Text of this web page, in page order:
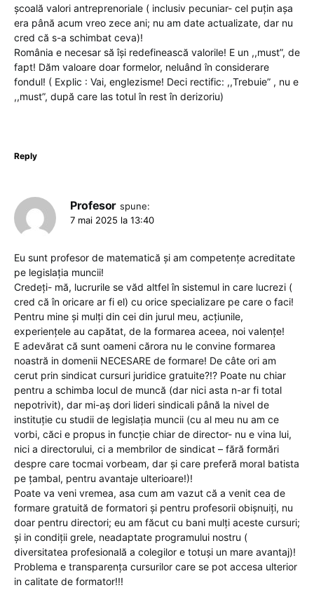
școală valori antreprenoriale ( inclusiv pecuniar- cel puțin așa
era până acum vreo zece ani; nu am date actualizate, dar nu
cred că s-a schimbat ceva)!
România e necesar să își redefinească valorile! E un ,,must”, de
fapt! Dăm valoare doar formelor, neluând în considerare
fondul! ( Explic : Vai, englezisme! Deci rectific: ,,Trebuie” , nu e
,,must”, după care las totul în rest în derizoriu)
Reply
Profesor spune:
7 mai 2025 la 13:40
Eu sunt profesor de matematică și am competențe acreditate
pe legislația muncii!
Credeți- mă, lucrurile se văd altfel în sistemul in care lucrezi (
cred că în oricare ar fi el) cu orice specializare pe care o faci!
Pentru mine și mulți din cei din jurul meu, acțiunile,
experiențele au capătat, de la formarea aceea, noi valențe!
E adevărat că sunt oameni cărora nu le convine formarea
noastră in domenii NECESARE de formare! De câte ori am
cerut prin sindicat cursuri juridice gratuite?!? Poate nu chiar
pentru a schimba locul de muncă (dar nici asta n-ar fi total
nepotrivit), dar mi-aș dori lideri sindicali până la nivel de
instituție cu studii de legislația muncii (cu al meu nu am ce
vorbi, căci e propus in funcție chiar de director- nu e vina lui,
nici a directorului, ci a membrilor de sindicat – fără formări
despre care tocmai vorbeam, dar și care preferă moral batista
pe țambal, pentru avantaje ulterioare!)!
Poate va veni vremea, asa cum am vazut că a venit cea de
formare gratuită de formatori și pentru profesorii obișnuiți, nu
doar pentru directori; eu am făcut cu bani mulți aceste cursuri;
și in condiții grele, neadaptate programului nostru (
diversitatea profesională a colegilor e totuși un mare avantaj)!
Problema e transparența cursurilor care se pot accesa ulterior
in calitate de formator!!!